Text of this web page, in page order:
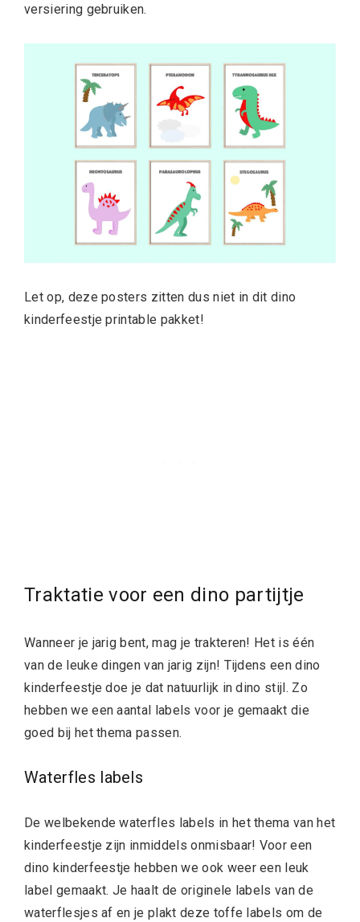
versiering gebruiken.
Let op, deze posters zitten dus niet in dit dino
kinderfeestje printable pakket!
Traktatie voor een dino partijtje
Wanneer je jarig bent, mag je trakteren! Het is één
van de leuke dingen van jarig zijn! Tijdens een dino
kinderfeestje doe je dat natuurlijk in dino stijl. Zo
hebben we een aantal labels voor je gemaakt die
goed bij het thema passen.
Waterfles labels
De welbekende waterfles labels in het thema van het
kinderfeestje zijn inmiddels onmisbaar! Voor een
dino kinderfeestje hebben we ook weer een leuk
label gemaakt. Je haalt de originele labels van de
waterflesjes af en je plakt deze toffe labels om de